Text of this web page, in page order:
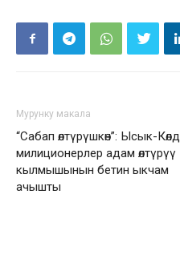
Мурунку макала
“Сабап өлтүрүшкөн”: Ысык-Көлдө
милиционерлер адам өлтүрүү
кылмышынын бетин ыкчам
ачышты